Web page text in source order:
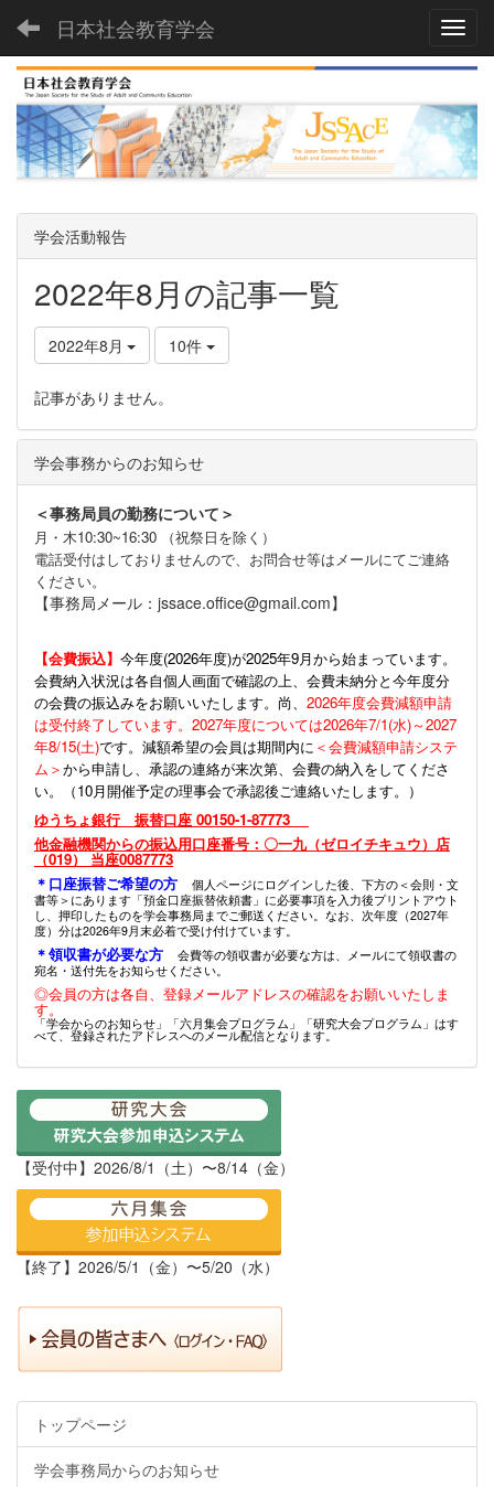
日本社会教育学会
学会活動報告
2022年8月の記事一覧
2022年8月 10件
記事がありません。
学会事務からのお知らせ
＜事務局員の勤務について＞
月・木10:30~16:30 （祝祭日を除く）
電話受付はしておりませんので、お問合せ等はメールにてご連絡
ください。
【事務局メール：jssace.office@gmail.com】
【会費振込】 今年度(2026年度)が2025年9月から始まっています。
会費納入状況は各自個人画面で確認の上、会費未納分と今年度分
の会費の振込みをお願いいたします。尚、 2026年度会費減額申請
は受付終了しています。2027年度については2026年7/1(水)～2027
年8/15(土)です。減額希望の会員は期間内に ＜会費減額申請システ
ム＞から申請し、承認の連絡が来次第、会費の納入をしてくださ
い。（10月開催予定の理事会で承認後ご連絡いたします。）
ゆうちょ銀行 振替口座 00150-1-87773
他金融機関からの振込用口座番号：〇一九（ゼロイチキュウ）店
（019） 当座0087773
＊口座振替ご希望の方
個人ページにログインした後、下方の＜会則・文
書等＞にあります「預金口座振替依頼書」に必要事項を入力後プリントアウト
し、押印したものを学会事務局までご郵送ください。なお、次年度（2027年
度）分は2026年9月末必着で受け付けています。
＊領収書が必要な方
会費等の領収書が必要な方は、メールにて領収書の
宛名・送付先をお知らせください。
◎会員の方は各自、登録メールアドレスの確認をお願いいたしま
す。
「学会からのお知らせ」「六月集会プログラム」「研究大会プログラム」はす
べて、登録されたアドレスへのメール配信となります。
【受付中】2026/8/1（土）〜8/14（金）
【終了】2026/5/1（金）〜5/20（水）
トップページ
学会事務局からのお知らせ